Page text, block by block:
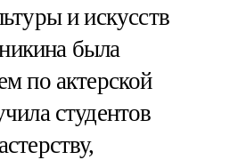
и искусств
была
по актерской
студентов